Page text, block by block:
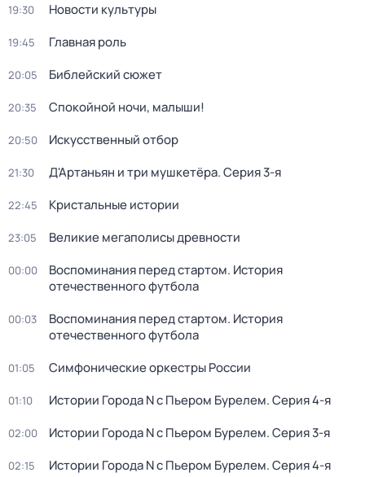
19:30 Новости культуры
19:45 Главная роль
20:05 Библейский сюжет
20:35 Спокойной ночи, малыши!
20:50 Искусственный отбор
21:30 Д'Артаньян и три мушкетёра. Серия 3-я
22:45 Кристальные истории
23:05 Великие мегаполисы древности
00:00
Воспоминания перед стартом. История
отечественного футбола
00:03
Воспоминания перед стартом. История
отечественного футбола
01:05 Симфонические оркестры России
01:10 Истории Города N с Пьером Бурелем. Серия 4-я
02:00 Истории Города N с Пьером Бурелем. Серия 3-я
02:15 Истории Города N с Пьером Бурелем. Серия 4-я